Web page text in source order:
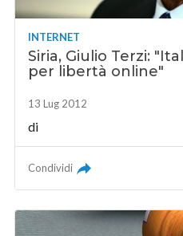
INTERNET
Siria, Giulio Terzi:
per libertà online"
13 Lug 2012
di
Condividi